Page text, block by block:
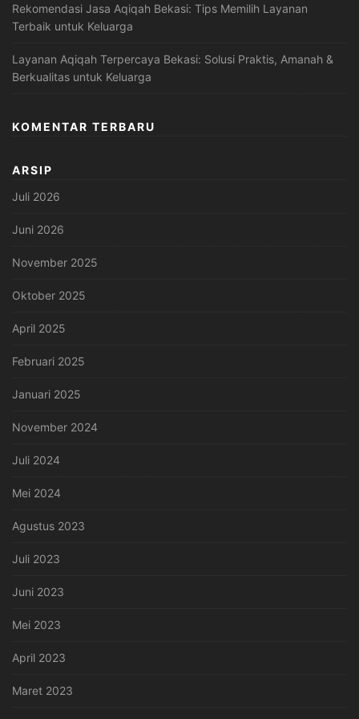
Rekomendasi Jasa Aqiqah Bekasi: Tips Memilih Layanan
Terbaik untuk Keluarga
Layanan Aqiqah Terpercaya Bekasi: Solusi Praktis, Amanah &
Berkualitas untuk Keluarga
KOMENTAR TERBARU
ARSIP
Juli 2026
Juni 2026
November 2025
Oktober 2025
April 2025
Februari 2025
Januari 2025
November 2024
Juli 2024
Mei 2024
Agustus 2023
Juli 2023
Juni 2023
Mei 2023
April 2023
Maret 2023